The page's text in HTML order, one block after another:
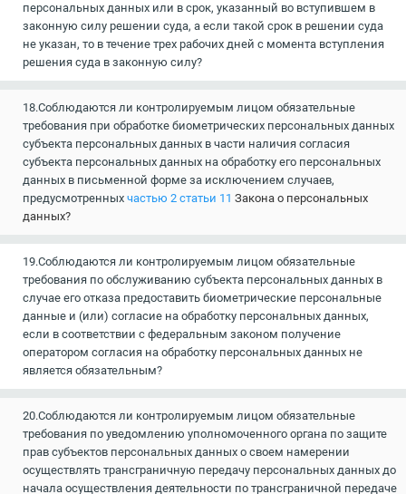
персональных данных или в срок, указанный во вступившем в
законную силу решении суда, а если такой срок в решении суда
не указан, то в течение трех рабочих дней с момента вступления
решения суда в законную силу?
18.Соблюдаются ли контролируемым лицом обязательные
требования при обработке биометрических персональных данных
субъекта персональных данных в части наличия согласия
субъекта персональных данных на обработку его персональных
данных в письменной форме за исключением случаев,
предусмотренных частью 2 статьи 11 Закона о персональных
данных?
19.Соблюдаются ли контролируемым лицом обязательные
требования по обслуживанию субъекта персональных данных в
случае его отказа предоставить биометрические персональные
данные и (или) согласие на обработку персональных данных,
если в соответствии с федеральным законом получение
оператором согласия на обработку персональных данных не
является обязательным?
20.Соблюдаются ли контролируемым лицом обязательные
требования по уведомлению уполномоченного органа по защите
прав субъектов персональных данных о своем намерении
осуществлять трансграничную передачу персональных данных до
начала осуществления деятельности по трансграничной передаче